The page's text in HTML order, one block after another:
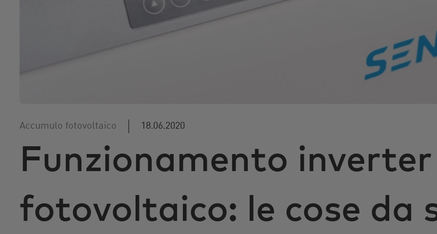
Accumulo fotovoltaico 18.06.2020
Funzionamento inverter
fotovoltaico: le cose da